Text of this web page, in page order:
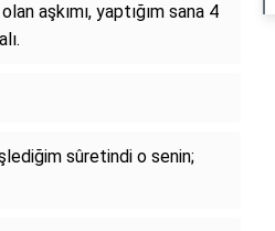
aşkımı, yaptığım sana 4
sûretindi o senin;